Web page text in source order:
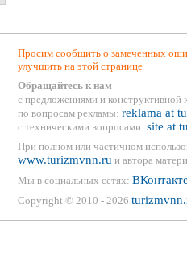
Просим сообщить о замеченных
улучшить на этой странице
Обращайтесь к нам
с предложениями и конструктивной
по вопросам рекламы: reklama at
с техническими вопросами: site at
При полном или частичном
www.turizmvnn.ru и автора
Мы в социальных сетях:
Copyright © 2010 - 2026